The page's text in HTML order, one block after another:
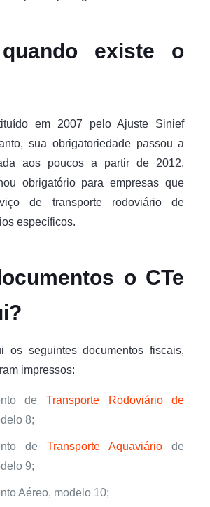
existe o
em 2007 pelo Ajuste Sinief
sua obrigatoriedade passou a
aos poucos a partir de 2012,
obrigatório para empresas que
de transporte rodoviário de
específicos.
o CTe
os seguintes documentos fiscais,
impressos:
de Transporte Rodoviário de
8;
de Transporte Aquaviário de
9;
Aéreo, modelo 10;